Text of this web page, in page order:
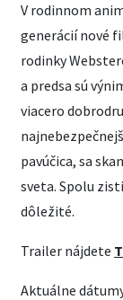
V rodinnom
generácií nové
rodinky
a predsa sú
viacero
pavúčica, sa
sveta. Spolu
dôležité.
Trailer nájdete
Aktuálne